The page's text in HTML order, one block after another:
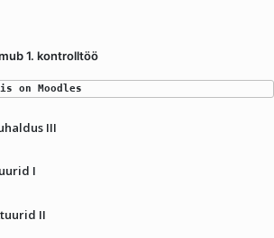
1. kontrolltöö
on Moodles
III
I
II